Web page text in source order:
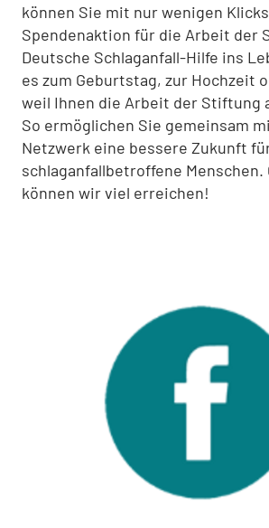
können Sie mit nur wenigen
Spendenaktion für die Arbeit der
Deutsche Schlaganfall-Hilfe ins
es zum Geburtstag, zur Hochzeit
weil Ihnen die Arbeit der Stiftung
So ermöglichen Sie gemeinsam
Netzwerk eine bessere Zukunft
schlaganfallbetroffene Menschen.
können wir viel erreichen!